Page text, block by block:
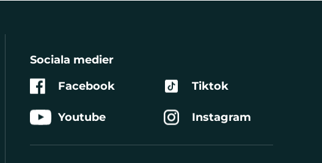
Sociala medier
Facebook
Youtube
Tiktok
Instagram